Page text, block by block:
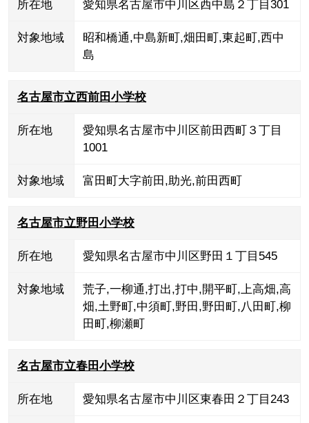
所在地 愛知県名古屋市中川区西中島２丁目301
対象地域 昭和橋通,中島新町 ,畑田町 ,東起町 ,西中
島
名古屋市立西前田小学校
所在地
愛知県名古屋市中川区前田西町３丁目
1001
対象地域 富田町大字前田 ,助光,前田西町
名古屋市立野田小学校
所在地 愛知県名古屋市中川区野田１丁目545
対象地域 荒子,一柳通,打出,打中,開平町 ,上高畑,高
畑,土野町 ,中須町 ,野田 ,野田町 ,八田町 ,柳
田町 ,柳瀬町
名古屋市立春田小学校
所在地 愛知県名古屋市中川区東春田２丁目243